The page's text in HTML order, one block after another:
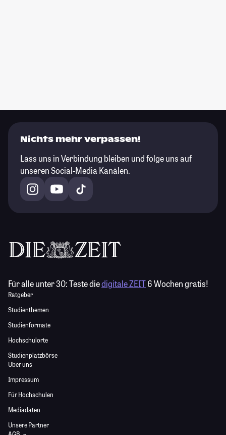
Nichts mehr verpassen!
Lass uns in Verbindung bleiben und folge uns auf
unseren Social-Media Kanälen.
Für alle unter 30:Teste diedigitale ZEIT6 Wochen gratis!
Ratgeber
Studienthemen
Studienformate
Hochschulorte
Studienplatzbörse
Über uns
Impressum
Für Hochschulen
Mediadaten
Unsere Partner